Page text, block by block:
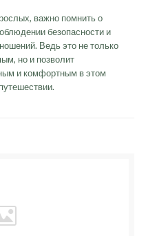
важно помнить о
безопасности и
Ведь это не только
но и позволит
и комфортным в этом